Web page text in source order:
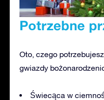
Potrzebne
Oto, czego
gwiazdy
Świecąca w